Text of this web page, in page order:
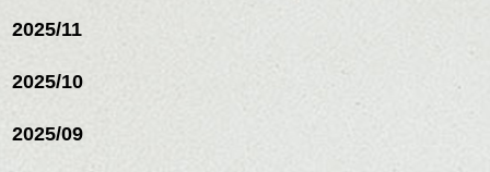
2025/11
2025/10
2025/09